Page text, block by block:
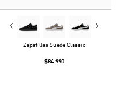
Zapatillas Suede Classic
$84.990